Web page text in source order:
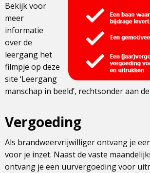
Bekijk voor
meer
informatie
over de
leergang het
filmpje op deze
site ‘Leergang
manschap in beeld’, rechtsonder aan
Vergoeding
Als brandweervrijwilliger ontvang je
voor je inzet. Naast de vaste
ontvang je een uurvergoeding voor